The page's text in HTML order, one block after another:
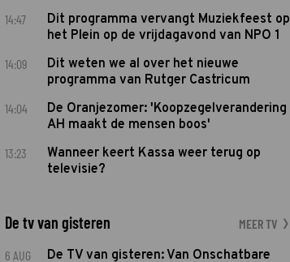
14:47
Dit programma vervangt Muziekfeest op
het Plein op de vrijdagavond van NPO 1
14:09
Dit weten we al over het nieuwe
programma van Rutger Castricum
14:04
De Oranjezomer: 'Koopzegelverandering
AH maakt de mensen boos'
13:23
Wanneer keert Kassa weer terug op
televisie?
De tv van gisteren MEER TV
6 AUG
De TV van gisteren: Van Onschatbare